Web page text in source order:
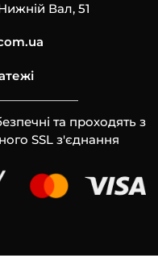
Вал, 51
та проходять з
SSL з'єднання